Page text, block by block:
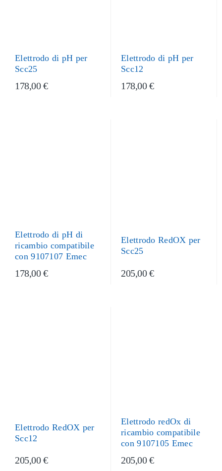
Elettrodo di pH per
Scc25
178,00 €
Elettrodo di pH per
Scc12
178,00 €
Elettrodo di pH di
ricambio compatibile
con 9107107 Emec
178,00 €
Elettrodo RedOX per
Scc25
205,00 €
Elettrodo RedOX per
Scc12
205,00 €
Elettrodo redOx di
ricambio compatibile
con 9107105 Emec
205,00 €